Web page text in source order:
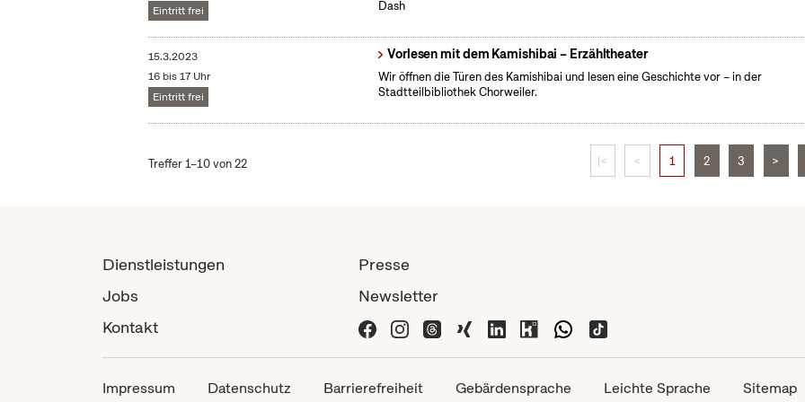
Eintritt frei Dash
15.3.2023
16 bis 17 Uhr
Eintritt frei
Vorlesen mit dem Kamishibai – Erzähltheater
Wir öffnen die Türen des Kamishibai und lesen eine Geschichte vor – in der
Stadtteilbibliothek Chorweiler.
Treffer 1–10 von 22 |< < 1 2 3 >
Dienstleistungen
Jobs
Kontakt
Presse
Newsletter
Impressum Datenschutz Barrierefreiheit Gebärdensprache Leichte Sprache Sitemap